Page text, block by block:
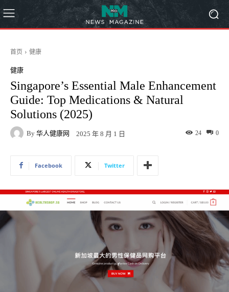
首页 健康
健康
Singapore’s Essential Male Enhancement
Guide: Top Medications & Natural
Solutions (2025)
By 华人健康网 2025 年 8 月 1 日 0
24
Facebook Twitter